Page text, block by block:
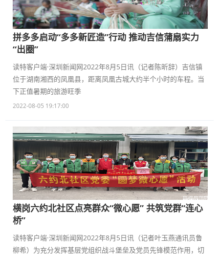
拼多多启动“多多新匠造”行动 推动吉信蒲扇实力
“出圈”
读特客户端·深圳新闻网2022年8月5日讯（记者陈昕辞）吉信镇
位于湖南湘西的凤凰县，距离凤凰古城大约半个小时的车程。当
下正值暑期的旅游旺季
2022-08-05 19:17:00
横岗六约北社区点亮群众“微心愿” 共筑党群“连心
桥”
读特客户端·深圳新闻网2022年8月5日讯（记者叶玉燕通讯员鲁
柳希）为充分发挥基层党组织战斗堡垒及党员先锋模范作用，切